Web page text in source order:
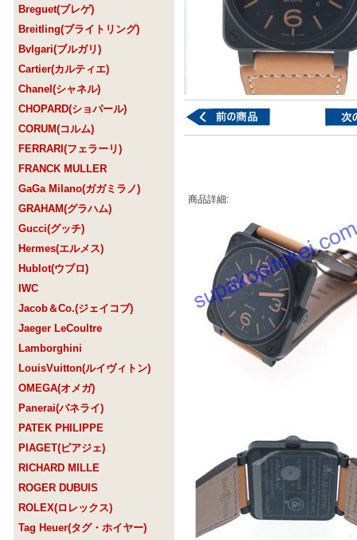
Breguet(ブレゲ)
Breitling(ブライトリング)
Bvlgari(ブルガリ)
Cartier(カルティエ)
Chanel(シャネル)
CHOPARD(ショパール)
CORUM(コルム)
FERRARI(フェラーリ)
FRANCK MULLER
GaGa Milano(ガガミラノ)
GRAHAM(グラハム)
Gucci(グッチ)
Hermes(エルメス)
Hublot(ウブロ)
IWC
Jacob＆Co.(ジェイコブ)
Jaeger LeCoultre
Lamborghini
LouisVuitton(ルイヴィトン)
OMEGA(オメガ)
Panerai(パネライ)
PATEK PHILIPPE
PIAGET(ピアジェ)
RICHARD MILLE
ROGER DUBUIS
ROLEX(ロレックス)
Tag Heuer(タグ・ホイヤー)
商品詳細: